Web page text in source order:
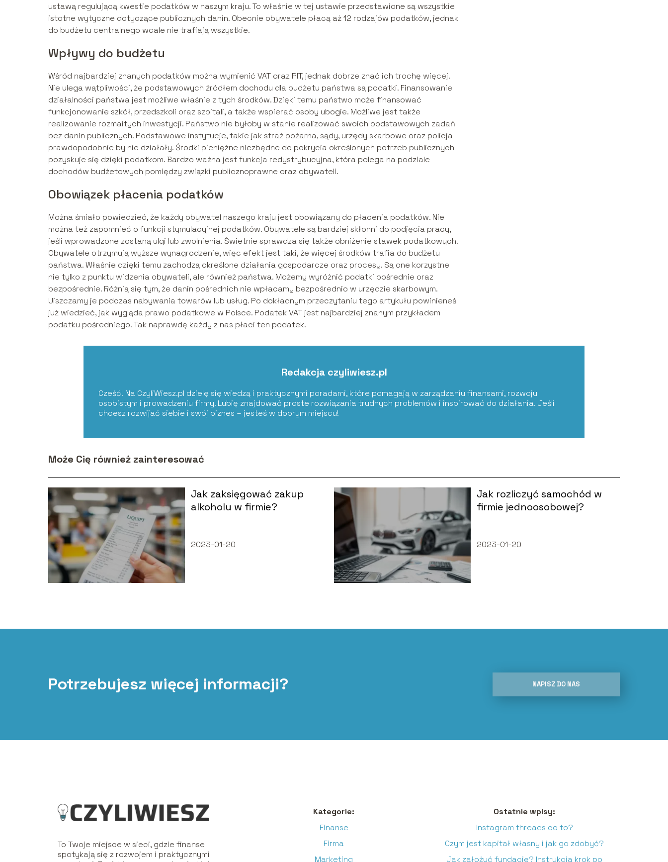
ustawą regulującą kwestie podatków w naszym kraju. To właśnie w tej ustawie przedstawione są wszystkie
istotne wytyczne dotyczące publicznych danin. Obecnie obywatele płacą aż 12 rodzajów podatków, jednak
do budżetu centralnego wcale nie trafiają wszystkie.
Wpływy do budżetu
Wśród najbardziej znanych podatków można wymienić VAT oraz PIT, jednak dobrze znać ich trochę więcej.
Nie ulega wątpliwości, że podstawowych źródłem dochodu dla budżetu państwa są podatki. Finansowanie
działalności państwa jest możliwe właśnie z tych środków. Dzięki temu państwo może finansować
funkcjonowanie szkół, przedszkoli oraz szpitali, a także wspierać osoby ubogie. Możliwe jest także
realizowanie rozmaitych inwestycji. Państwo nie byłoby w stanie realizować swoich podstawowych zadań
bez danin publicznych. Podstawowe instytucje, takie jak straż pożarna, sądy, urzędy skarbowe oraz policja
prawdopodobnie by nie działały. Środki pieniężne niezbędne do pokrycia określonych potrzeb publicznych
pozyskuje się dzięki podatkom. Bardzo ważna jest funkcja redystrybucyjna, która polega na podziale
dochodów budżetowych pomiędzy związki publicznoprawne oraz obywateli.
Obowiązek płacenia podatków
Można śmiało powiedzieć, że każdy obywatel naszego kraju jest obowiązany do płacenia podatków. Nie
można też zapomnieć o funkcji stymulacyjnej podatków. Obywatele są bardziej skłonni do podjęcia pracy,
jeśli wprowadzone zostaną ulgi lub zwolnienia. Świetnie sprawdza się także obniżenie stawek podatkowych.
Obywatele otrzymują wyższe wynagrodzenie, więc efekt jest taki, że więcej środków trafia do budżetu
państwa. Właśnie dzięki temu zachodzą określone działania gospodarcze oraz procesy. Są one korzystne
nie tylko z punktu widzenia obywateli, ale również państwa. Możemy wyróżnić podatki pośrednie oraz
bezpośrednie. Różnią się tym, że danin pośrednich nie wpłacamy bezpośrednio w urzędzie skarbowym.
Uiszczamy je podczas nabywania towarów lub usług. Po dokładnym przeczytaniu tego artykułu powinieneś
już wiedzieć, jak wygląda prawo podatkowe w Polsce. Podatek VAT jest najbardziej znanym przykładem
podatku pośredniego. Tak naprawdę każdy z nas płaci ten podatek.
Redakcja czyliwiesz.pl
Cześć! Na CzyliWiesz.pl dzielę się wiedzą i praktycznymi poradami, które pomagają w zarządzaniu finansami, rozwoju
osobistym i prowadzeniu firmy. Lubię znajdować proste rozwiązania trudnych problemów i inspirować do działania. Jeśli
chcesz rozwijać siebie i swój biznes – jesteś w dobrym miejscu!
Może Cię również zainteresować
Jak zaksięgować zakup
alkoholu w firmie?
2023-01-20
Jak rozliczyć samochód w
firmie jednoosobowej?
2023-01-20
Potrzebujesz więcej informacji? NAPISZ DO NAS
To Twoje miejsce w sieci, gdzie finanse
spotykają się z rozwojem i praktycznymi
Kategorie:
Finanse
Firma
Marketing
Ostatnie wpisy:
Instagram threads co to?
Czym jest kapitał własny i jak go zdobyć?
Jak założyć fundację? Instrukcja krok po